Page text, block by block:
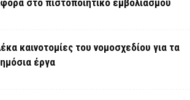
στο πιστοποιητικό εμβολιασμού
καινοτομίες του νομοσχεδίου για τα
έργα